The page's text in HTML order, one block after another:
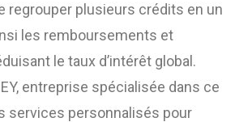
regrouper plusieurs crédits en un
les remboursements et
le taux d’intérêt global.
entreprise spécialisée dans ce
services personnalisés pour